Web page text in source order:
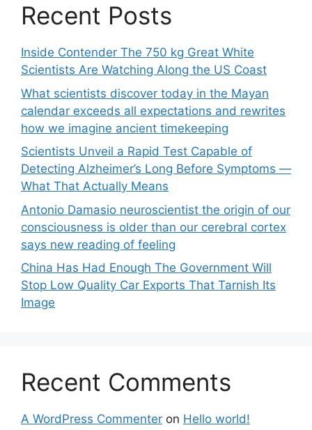
Recent Posts
Inside Contender The 750 kg Great White
Scientists Are Watching Along the US Coast
What scientists discover today in the Mayan
calendar exceeds all expectations and rewrites
how we imagine ancient timekeeping
Scientists Unveil a Rapid Test Capable of
Detecting Alzheimer’s Long Before Symptoms —
What That Actually Means
Antonio Damasio neuroscientist the origin of our
consciousness is older than our cerebral cortex
says new reading of feeling
China Has Had Enough The Government Will
Stop Low Quality Car Exports That Tarnish Its
Image
Recent Comments
A WordPress Commenter on Hello world!